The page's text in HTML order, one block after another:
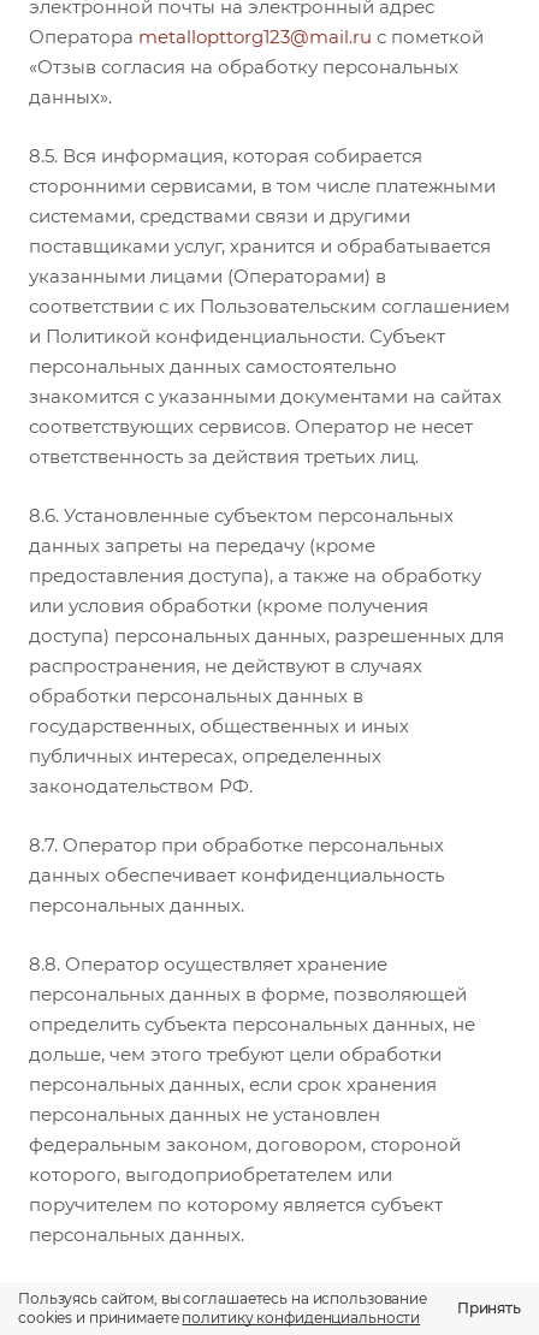
электронной почты на электронный адрес
Оператора metallopttorg123@mail.ru с пометкой
«Отзыв согласия на обработку персональных
данных».
8.5. Вся информация, которая собирается
сторонними сервисами, в том числе платежными
системами, средствами связи и другими
поставщиками услуг, хранится и обрабатывается
указанными лицами (Операторами) в
соответствии с их Пользовательским соглашением
и Политикой конфиденциальности. Субъект
персональных данных самостоятельно
знакомится с указанными документами на сайтах
соответствующих сервисов. Оператор не несет
ответственность за действия третьих лиц.
8.6. Установленные субъектом персональных
данных запреты на передачу (кроме
предоставления доступа), а также на обработку
или условия обработки (кроме получения
доступа) персональных данных, разрешенных для
распространения, не действуют в случаях
обработки персональных данных в
государственных, общественных и иных
публичных интересах, определенных
законодательством РФ.
8.7. Оператор при обработке персональных
данных обеспечивает конфиденциальность
персональных данных.
8.8. Оператор осуществляет хранение
персональных данных в форме, позволяющей
определить субъекта персональных данных, не
дольше, чем этого требуют цели обработки
персональных данных, если срок хранения
персональных данных не установлен
федеральным законом, договором, стороной
которого, выгодоприобретателем или
поручителем по которому является субъект
персональных данных.
8.9. Условием прекращения обработки
персональных данных может являться
Пользуясь сайтом, вы соглашаетесь на использование
cookies и принимаете политику конфиденциальности
Принять